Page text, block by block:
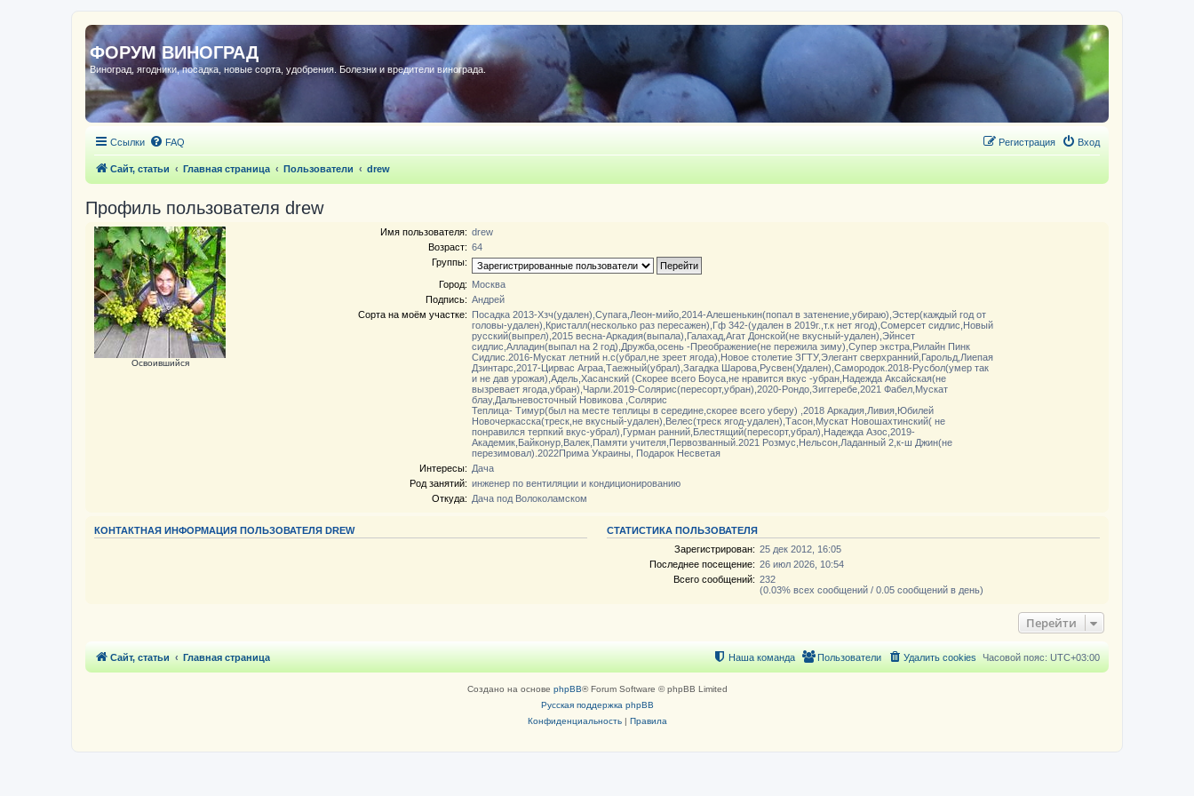
ФОРУМ ВИНОГРАД
Виноград, ягодники, посадка, новые сорта, удобрения. Болезни и вредители винограда.
Ссылки FAQ Вход
Регистрация
Сайт, статьи Главная страница Пользователи drew
Профиль пользователя drew
Освоившийся
Имя пользователя: drew
Возраст: 64
Группы:
Город: Москва
Подпись: Андрей
Сорта на моём участке: Посадка 2013-Хзч(удален),Супага,Леон-мийо,2014-Алешенькин(попал в затенение,убираю),Эстер(каждый год от
головы-удален),Кристалл(несколько раз пересажен),Гф 342-(удален в 2019г.,т.к нет ягод),Сомерсет сидлис,Новый
русский(выпрел),2015 весна-Аркадия(выпала),Галахад,Агат Донской(не вкусный-удален),Эйнсет
сидлис,Алладин(выпал на 2 год),Дружба,осень -Преображение(не пережила зиму),Супер экстра,Рилайн Пинк
Сидлис.2016-Мускат летний н.с(убрал,не зреет ягода),Новое столетие ЗГТУ,Элегант сверхранний,Гарольд,Лиепая
Дзинтарс,2017-Цирвас Аграа,Таежный(убрал),Загадка Шарова,Русвен(Удален),Самородок.2018-Русбол(умер так
и не дав урожая),Адель,Хасанский (Скорее всего Боуса,не нравится вкус -убран,Надежда Аксайская(не
вызревает ягода,убран),Чарли.2019-Солярис(пересорт,убран),2020-Рондо,Зиггеребе,2021 Фабел,Мускат
блау,Дальневосточный Новикова ,Солярис
Теплица- Тимур(был на месте теплицы в середине,скорее всего уберу) ,2018 Аркадия,Ливия,Юбилей
Новочеркасска(треск,не вкусный-удален),Велес(треск ягод-удален),Тасон,Мускат Новошахтинский( не
понравился терпкий вкус-убрал),Гурман ранний,Блестящий(пересорт,убрал),Надежда Азос,2019-
Академик,Байконур,Валек,Памяти учителя,Первозванный.2021 Розмус,Нельсон,Ладанный 2,к-ш Джин(не
перезимовал).2022Прима Украины, Подарок Несветая
Интересы: Дача
Род занятий: инженер по вентиляции и кондиционированию
Откуда: Дача под Волоколамском
КОНТАКТНАЯ ИНФОРМАЦИЯ ПОЛЬЗОВАТЕЛЯ DREW
СТАТИСТИКА ПОЛЬЗОВАТЕЛЯ
Зарегистрирован: 25 дек 2012, 16:05
Последнее посещение: 26 июл 2026, 10:54
Всего сообщений: 232
(0.03% всех сообщений / 0.05 сообщений в день)
Перейти
Сайт, статьи Главная страница Часовой пояс: UTC+03:00
Удалить cookies
Пользователи
Наша команда
Создано на основе phpBB® Forum Software © phpBB Limited
Русская поддержка phpBB
Конфиденциальность| Правила